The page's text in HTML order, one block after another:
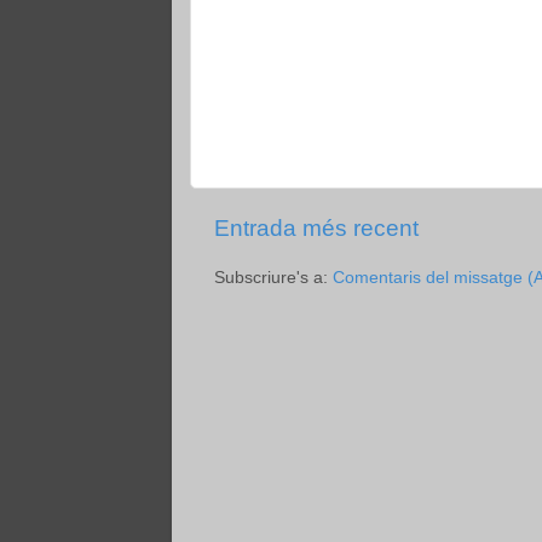
Entrada més recent
Subscriure's a: Comentaris del missatge